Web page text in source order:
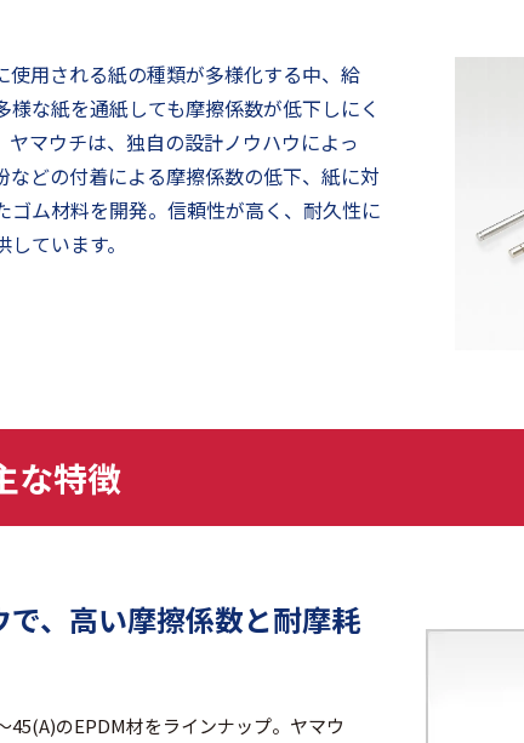
使用される紙の種類が多様化する中、給
な紙を通紙しても摩擦係数が低下しにく
マウチは、独自の設計ノウハウによっ
どの付着による摩擦係数の低下、紙に対
ゴム材料を開発。信頼性が高く、耐久性に
ています。
な特徴
、高い摩擦係数と耐摩耗
45(A)のEPDM材をラインナップ。ヤマウ